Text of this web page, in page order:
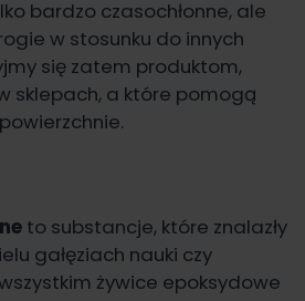
bardzo czasochłonne, ale
w stosunku do innych
się zatem produktom,
sklepach, a które pomogą
to substancje, które znalazły
gałęziach nauki czy
żywice epoksydowe